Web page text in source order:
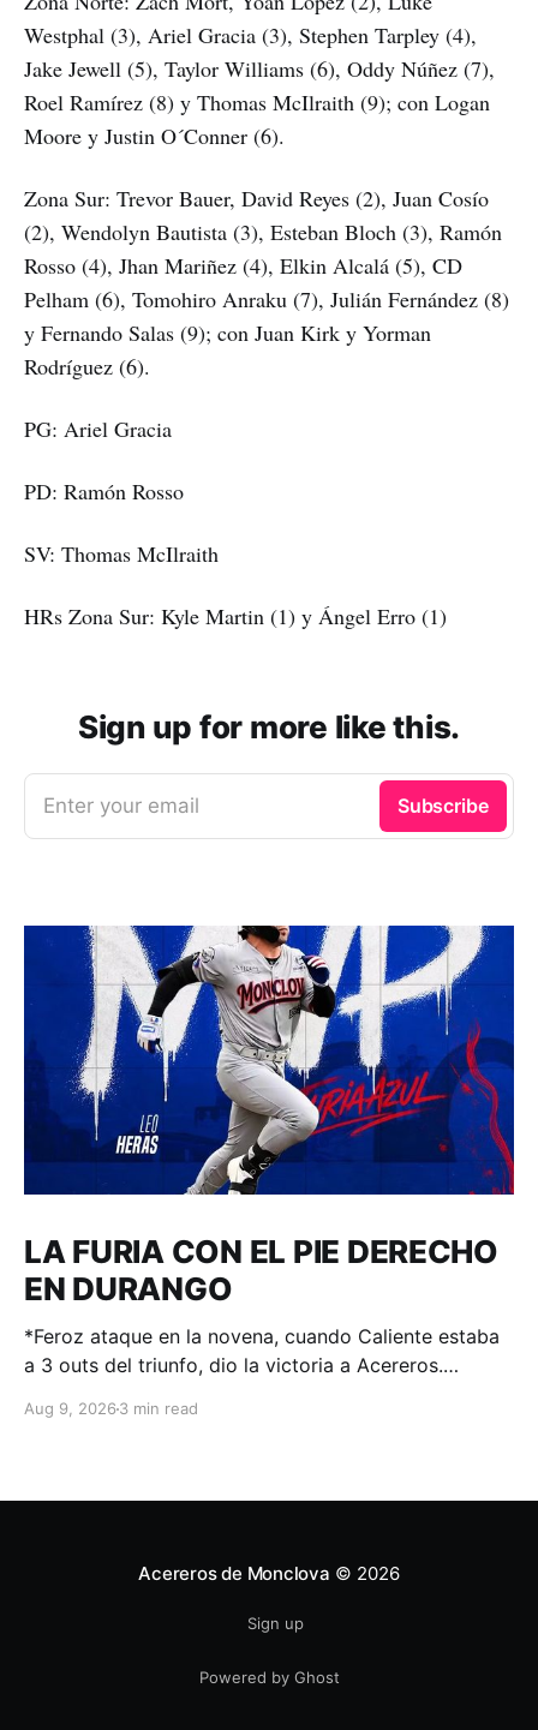
Westphal (3), Ariel Gracia (3), Stephen Tarpley (4),
Jake Jewell (5), Taylor Williams (6), Oddy Núñez (7),
Roel Ramírez (8) y Thomas McIlraith (9); con Logan
Moore y Justin O´Conner (6).
Zona Sur: Trevor Bauer, David Reyes (2), Juan Cosío
(2), Wendolyn Bautista (3), Esteban Bloch (3), Ramón
Rosso (4), Jhan Mariñez (4), Elkin Alcalá (5), CD
Pelham (6), Tomohiro Anraku (7), Julián Fernández (8)
y Fernando Salas (9); con Juan Kirk y Yorman
Rodríguez (6).
PG: Ariel Gracia
PD: Ramón Rosso
SV: Thomas McIlraith
HRs Zona Sur: Kyle Martin (1) y Ángel Erro (1)
Sign up for more like this.
Enter your email Subscribe
LA FURIA CON EL PIE DERECHO
EN DURANGO
*Feroz ataque en la novena, cuando Caliente estaba
a 3 outs del triunfo, dio la victoria a Acereros.
del triunfo estaba Durango cuando inició la 9na alta,
Aug 9, 2026 3 min read
Acereros de Monclova © 2026
Sign up
Powered by Ghost